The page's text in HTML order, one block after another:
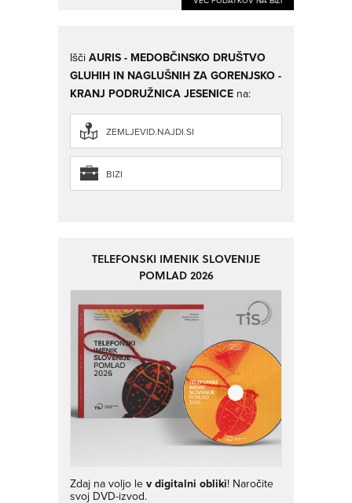
IščiAURIS - MEDOBČINSKO DRUŠTVO
GLUHIH IN NAGLUŠNIH ZA GORENJSKO -
KRANJ PODRUŽNICA JESENICE na:
ZEMLJEVID.NAJDI.SI
BIZI
TELEFONSKI IMENIK SLOVENIJE
POMLAD 2026
Zdaj na voljo lev digitalni obliki! Naročite
svoj DVD-izvod.